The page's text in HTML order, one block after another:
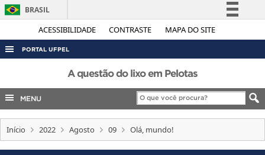
ACESSIBILIDADE CONTRASTE MAPA DO SITE
BRASIL
Simplifique!
Legislação
Canais
PORTAL UFPEL
ACESSO À INFORMAÇÃO
AUDITORIA
COBALTO
CONCURSOS
EDITAIS
A questão do lixo em Pelotas
MENU
Início 2022 Agosto 09 Olá, mundo!